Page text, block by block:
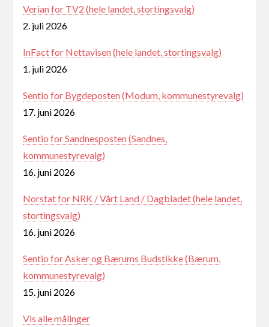
Verian for TV2 (hele landet, stortingsvalg)
2. juli 2026
InFact for Nettavisen (hele landet, stortingsvalg)
1. juli 2026
Sentio for Bygdeposten (Modum, kommunestyrevalg)
17. juni 2026
Sentio for Sandnesposten (Sandnes,
kommunestyrevalg)
16. juni 2026
Norstat for NRK / Vårt Land / Dagbladet (hele landet,
stortingsvalg)
16. juni 2026
Sentio for Asker og Bærums Budstikke (Bærum,
kommunestyrevalg)
15. juni 2026
Vis alle målinger